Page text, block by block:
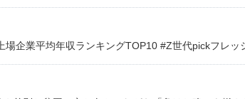
企業平均年収ランキングTOP10 #Z世代pickフレッ